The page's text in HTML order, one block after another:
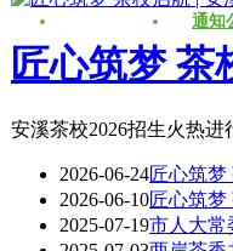
通知
匠心筑梦 茶
安溪茶校2026招生火热
2026-06-24匠心筑梦
2026-06-10匠心筑梦
2025-07-19市人大常